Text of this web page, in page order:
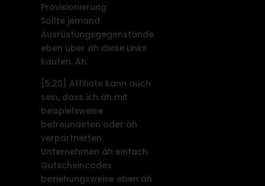
Provisionierung
Sollte jemand
Ausrüstungsgegenstände
eben über äh diese Links
kaufen. Äh.
[5:20]
Affiliate kann auch
sein, dass ich äh mit
beispielsweise
befreundeten oder äh
verpartnerten
Unternehmen äh einfach
Gutscheincodes
beziehungsweise eben äh